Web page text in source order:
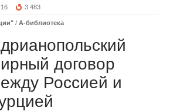
3 483
/ А-библиотека
договор
Россией и